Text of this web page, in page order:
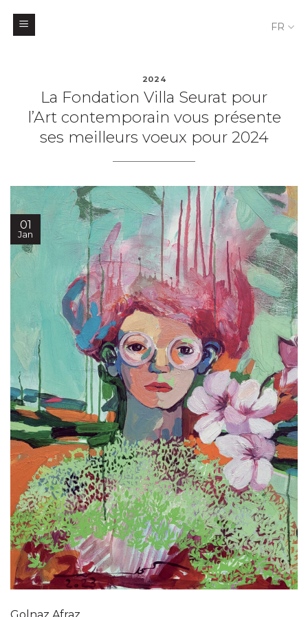
FR
2024
La Fondation Villa Seurat pour
l’Art contemporain vous présente
ses meilleurs voeux pour 2024
01
Jan